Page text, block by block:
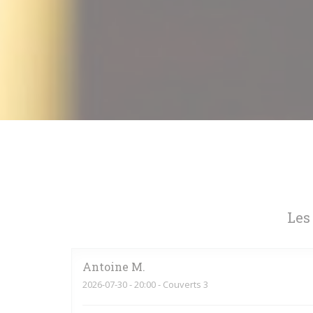
Antoine M
2026-07-30- 20:00 - Couverts 3